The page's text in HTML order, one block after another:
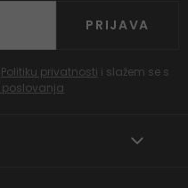
PRIJAVA
Politiku privatnosti i slažem se s